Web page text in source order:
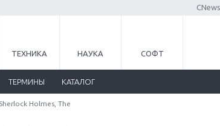
CNews
ТЕХНИКА НАУКА СОФТ
ТЕРМИНЫ КАТАЛОГ
Holmes, The